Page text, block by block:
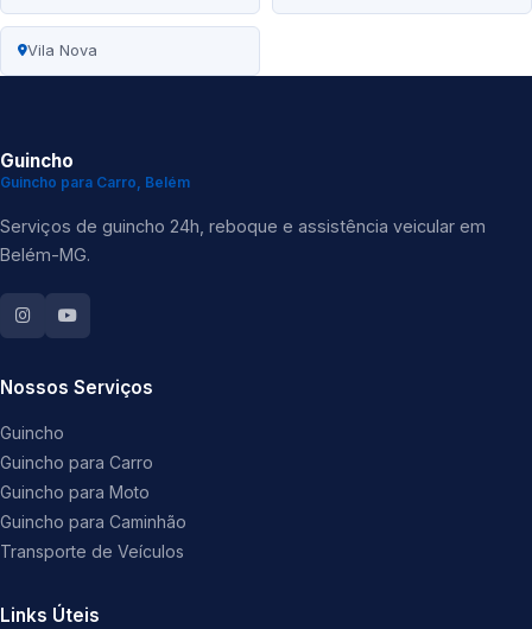
Vila Nova
Guincho
Guincho para Carro, Belém
Serviços de guincho 24h, reboque e assistência veicular em
Belém-MG.
Nossos Serviços
Guincho
Guincho para Carro
Guincho para Moto
Guincho para Caminhão
Transporte de Veículos
Links Úteis